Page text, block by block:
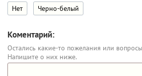
Нет Черно-белый
Коментарий:
Остались какие-то пожелания или
Напишите о них ниже.